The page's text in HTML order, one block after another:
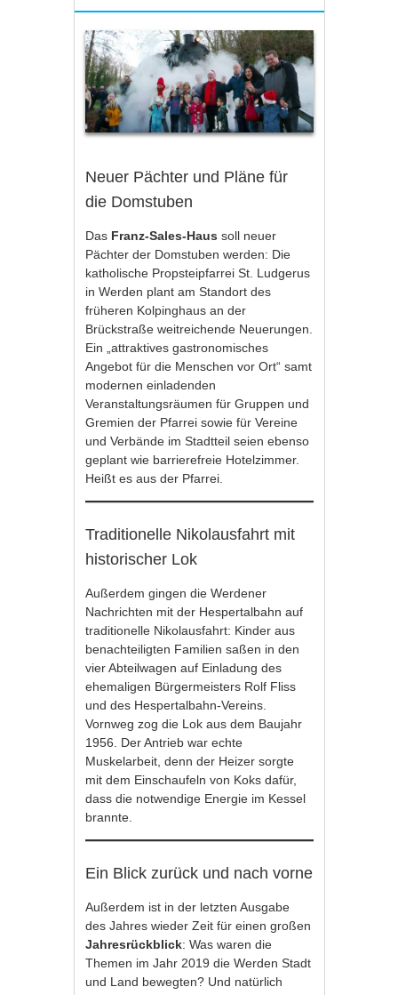
Neuer Pächter und Pläne für
die Domstuben
Das Franz-Sales-Haussoll neuer
Pächter der Domstuben werden: Die
katholische Propsteipfarrei St. Ludgerus
in Werden plant am Standort des
früheren Kolpinghaus an der
Brückstraße weitreichende Neuerungen.
Ein „attraktives gastronomisches
Angebot für die Menschen vor Ort“ samt
modernen einladenden
Veranstaltungsräumen für Gruppen und
Gremien der Pfarrei sowie für Vereine
und Verbände im Stadtteil seien ebenso
geplant wie barrierefreie Hotelzimmer.
Heißt es aus der Pfarrei.
Traditionelle Nikolausfahrt mit
historischer Lok
Außerdem gingen die Werdener
Nachrichten mit der Hespertalbahn auf
traditionelle Nikolausfahrt: Kinder aus
benachteiligten Familien saßen in den
vier Abteilwagen auf Einladung des
ehemaligen Bürgermeisters Rolf Fliss
und des Hespertalbahn-Vereins.
Vornweg zog die Lok aus dem Baujahr
1956. Der Antrieb war echte
Muskelarbeit, denn der Heizer sorgte
mit dem Einschaufeln von Koks dafür,
dass die notwendige Energie im Kessel
brannte.
Ein Blick zurück und nach vorne
Außerdem ist in der letzten Ausgabe
des Jahres wieder Zeit für einen großen
Jahresrückblick: Was waren die
Themen im Jahr 2019 die Werden Stadt
und Land bewegten? Und natürlich